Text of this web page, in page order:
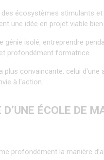
écosystèmes stimulants
une idée en projet viable
isolé, entreprendre
profondément formatrice.
plus convaincante, celui
à l'action.
ÉCOLE DE
profondément la manière